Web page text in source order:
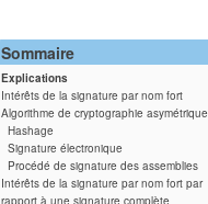
Sommaire
Explications
Intérêts de la signature par nom fort
Algorithme de cryptographie asymétrique
Hashage
Signature électronique
Procédé de signature des assemblies
Intérêts de la signature par nom fort par
rapport à une signature complète